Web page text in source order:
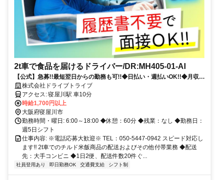
2t車で食品を届けるドライバー/DR:MH405-01-AI
【公式】急募!!最短翌日からの勤務も可!!◆日払い・週払いOK!!◆月収
41万円以上◆履歴書不要◆寮完備◆週休2日◆残業ほぼなし◆正社員登
用制度あり
株式会社ドライブトライブ
アクセス: 寝屋川駅 車10分
時給1,700円以上
大阪府寝屋川市
勤務時間・曜日: 6:00～18:00 ◆休憩：60分 ◆残業：なし ◆勤務日：
週5日シフト
仕事内容: ※電話応募大歓迎※ TEL：050-5447-0942 スピード対応し
ます!! 2t車でのチルド米飯商品の配送およびその他付帯業務 ◆配送
先：大手コンビニ ◆1日2便、配送件数20件ぐ...
社員登用あり 即日勤務OK 交通費支給 シフト制